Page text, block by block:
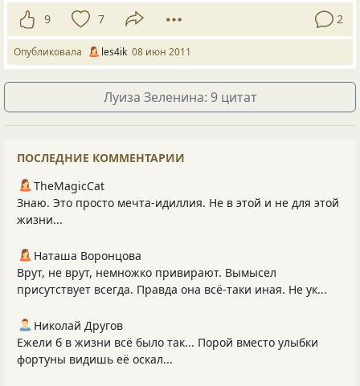
9 7 2
Опубликовала les4ik 08 июн 2011
Луиза Зеленина: 9 цитат
ПОСЛЕДНИЕ КОММЕНТАРИИ
TheMagicCat
Знаю. Это просто мечта-идиллия. Не в этой и не для этой
жизни...
Наташа Воронцова
Врут, не врут, немножко привирают. Вымысел
присутствует всегда. Правда она всё-таки иная. Не ук...
Николай Другов
Ежели б в жизни всё было так... Порой вместо улыбки
фортуны видишь её оскал...